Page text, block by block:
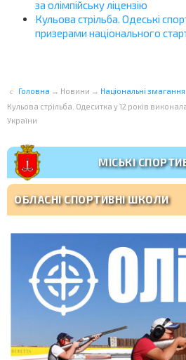
за олімпійську ліцензію
Кульова стрільба. Одеські
призерами національного
Головна → Новини → Національні змагання
Кульова стрільба. Одеситка у 12 років
України
МІСЬКІ
ОБЛАСНІ СПОРТИВНІ ШКОЛИ